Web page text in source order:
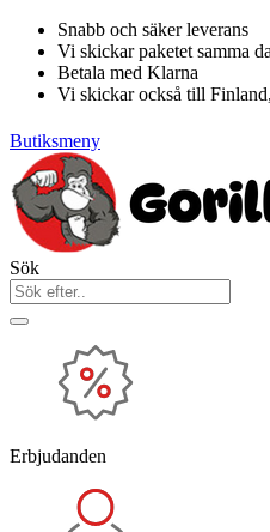
Hoppa
innehåll
Snabb och säker leverans
Vi skickar paketet samma
Betala med Klarna
Vi skickar också till
Butiksmeny
Sök
Erbjudanden